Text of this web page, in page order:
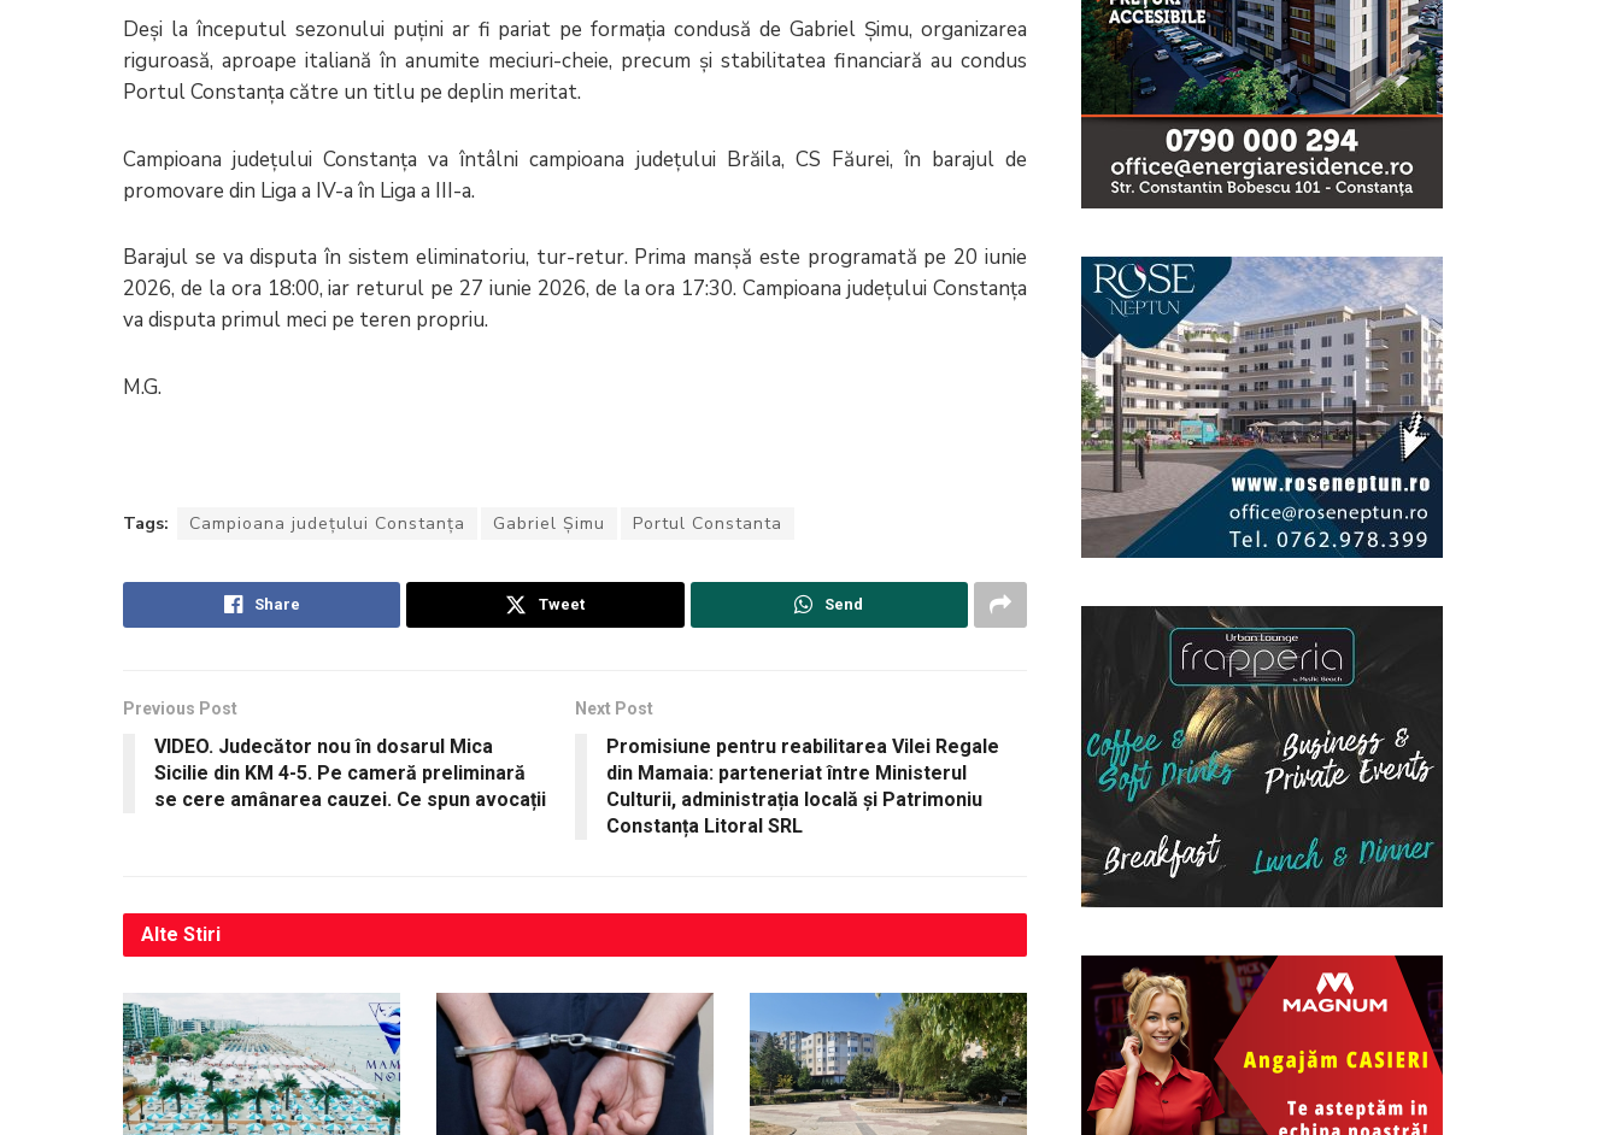
Deși la începutul sezonului puțini ar fi pariat pe formația condusă de Gabriel Șimu, organizarea
riguroasă, aproape italiană în anumite meciuri-cheie, precum și stabilitatea financiară au condus
Portul Constanța către un titlu pe deplin meritat.
Campioana județului Constanța va întâlni campioana județului Brăila, CS Făurei, în barajul de
promovare din Liga a IV-a în Liga a III-a.
Barajul se va disputa în sistem eliminatoriu, tur-retur. Prima manșă este programată pe 20 iunie
2026, de la ora 18:00, iar returul pe 27 iunie 2026, de la ora 17:30. Campioana județului Constanța
va disputa primul meci pe teren propriu.
M.G.
Tags: Campioana județului Constanța Gabriel Șimu Portul Constanta
Share Tweet Send
Previous Post
VIDEO. Judecător nou în dosarul Mica
Sicilie din KM 4-5. Pe cameră preliminară
se cere amânarea cauzei. Ce spun avocații
Next Post
Promisiune pentru reabilitarea Vilei Regale
din Mamaia: parteneriat între Ministerul
Culturii, administrația locală și Patrimoniu
Constanța Litoral SRL
Alte Stiri